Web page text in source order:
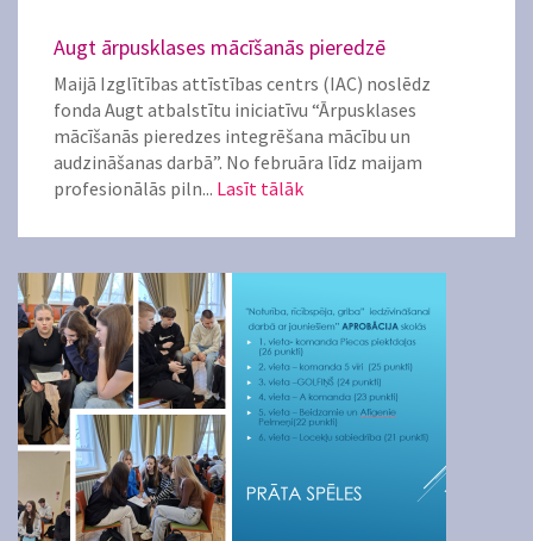
Augt ārpusklases mācīšanās pieredzē
Maijā Izglītības attīstības centrs (IAC) noslēdz
fonda Augt atbalstītu iniciatīvu “Ārpusklases
mācīšanās pieredzes integrēšana mācību un
audzināšanas darbā”. No februāra līdz maijam
profesionālās piln... Lasīt tālāk